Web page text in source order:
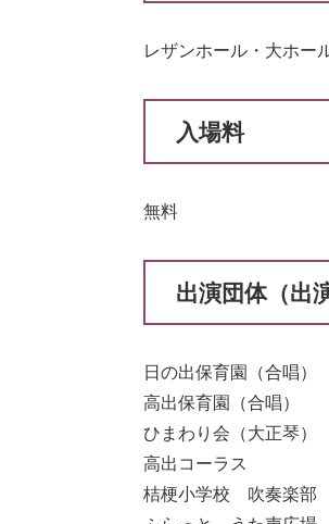
レザンホール・大ホー
入場料
無料
出演団体（出
日の出保育園（合唱）
高出保育園（合唱）
ひまわり会（大正琴）
高出コーラス
桔梗小学校 吹奏楽部